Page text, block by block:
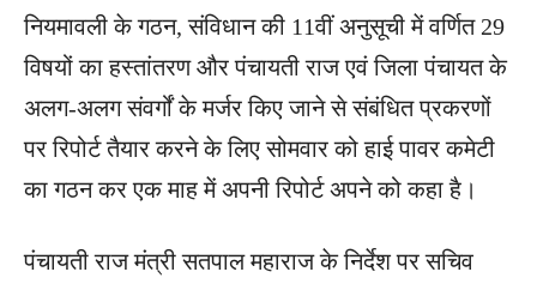
नियमावली के गठन, संविधान की 11वीं अनुसूची में वर्णित 29
विषयों का हस्तांतरण और पंचायती राज एवं जिला पंचायत के
अलग-अलग संवर्गों के मर्जर किए जाने से संबंधित प्रकरणों
पर रिपोर्ट तैयार करने के लिए सोमवार को हाई पावर कमेटी
का गठन कर एक माह में अपनी रिपोर्ट अपने को कहा है।
पंचायती राज मंत्री सतपाल महाराज के निर्देश पर सचिव